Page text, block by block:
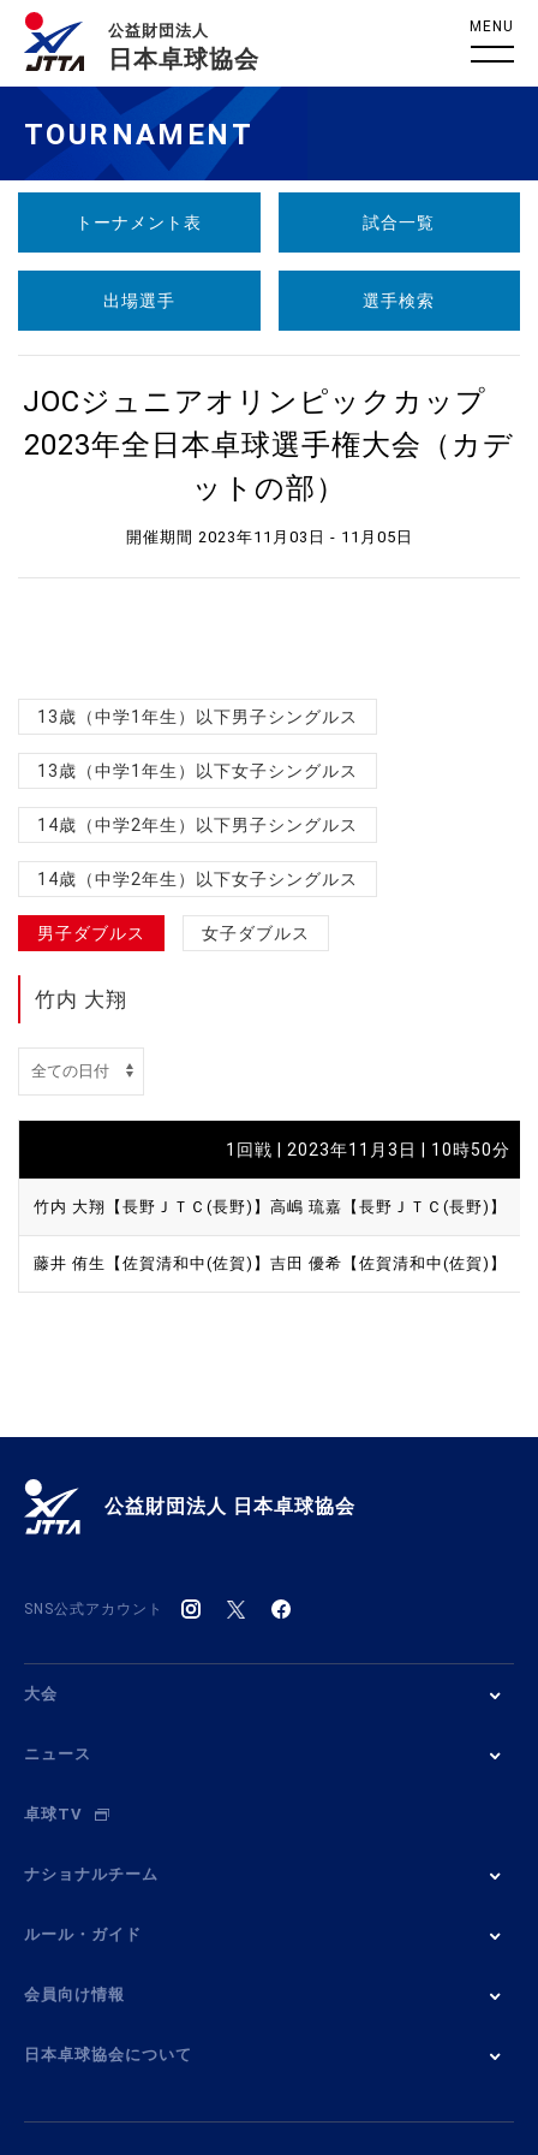
公益財団法人
日本卓球協会
MENU
TOURNAMENT
トーナメント表 試合一覧
出場選手 選手検索
JOCジュニアオリンピックカップ
2023年全日本卓球選手権大会（カデ
ットの部）
開催期間 2023年11月03日 - 11月05日
13歳（中学1年生）以下男子シングルス
13歳（中学1年生）以下女子シングルス
14歳（中学2年生）以下男子シングルス
14歳（中学2年生）以下女子シングルス
男子ダブルス 女子ダブルス
竹内 大翔
1回戦 | 2023年11月3日 | 10時50分
竹内 大翔【長野ＪＴＣ(長野)】 高嶋 琉嘉【長野ＪＴＣ(長野)】
藤井 侑生【佐賀清和中(佐賀)】 吉田 優希【佐賀清和中(佐賀)】
公益財団法人 日本卓球協会
SNS公式アカウント
大会
ニュース
卓球TV
ナショナルチーム
ルール・ガイド
会員向け情報
日本卓球協会について